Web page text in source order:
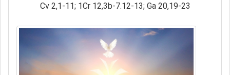
Cv 2,1-11; 1Cr 12,3b-7.12-13; Ga 20,19-23